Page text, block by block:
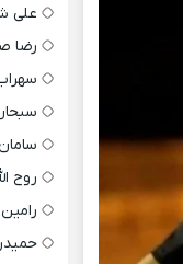
علی
رضا
روح